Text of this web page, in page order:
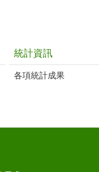
統計資訊
各項統計成果